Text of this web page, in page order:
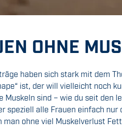
OHNE
haben sich stark mit dem
ist, der will vielleicht noch
Muskeln sind – wie du seit
speziell alle Frauen einfach
man ohne viel Muskelverlust